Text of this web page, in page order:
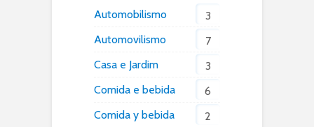
Automobilismo
3
Automovilismo
7
Casa e Jardim
3
Comida e bebida
6
Comida y bebida
2